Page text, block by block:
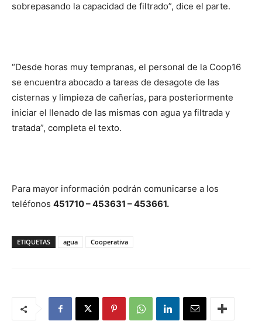
sobrepasando la capacidad de filtrado”, dice el parte.
“Desde horas muy tempranas, el personal de la Coop16
se encuentra abocado a tareas de desagote de las
cisternas y limpieza de cañerías, para posteriormente
iniciar el llenado de las mismas con agua ya filtrada y
tratada”, completa el texto.
Para mayor información podrán comunicarse a los
teléfonos 451710 – 453631 – 453661.
ETIQUETAS agua Cooperativa